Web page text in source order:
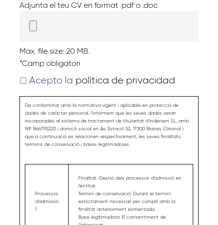
Adjunta el teu CV en format .pdf o .doc
Max. file size: 20 MB.
*Camp obligatori
Acepto la política de privacidad
De conformitat amb la normativa vigent i aplicable en protecció de
dades de caràcter personal, l’informem que les seves dades seran
incorporades al sistema de tractament de titularitat d’Indenem SL, amb
NIF B66795220 i domicili social en Av. Estació 52, 17300 Blanes (Girona) i
que a continuació es relacionen respectivament, les seves finalitats,
terminis de conservació i bases legitimadores.
Processos
d’admissió
1
Finalitat: Gestió dels processos d’admissió en
l’entitat.
Termini de conservació: Durant el termini
estrictament necessari per complir amb la
finalitat anteriorment esmentada.
Base legitimadora: El consentiment de